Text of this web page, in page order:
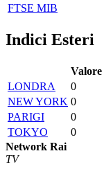
FTSE MIB
Indici Esteri
Valore
LONDRA
0
NEW YORK 0
PARIGI
0
TOKYO
0
Network Rai
TV